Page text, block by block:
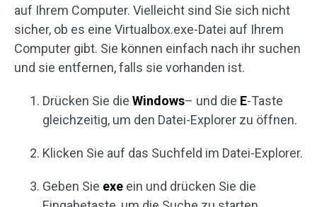
auf Ihrem Computer. Vielleicht sind Sie sich nicht
sicher, ob es eine Virtualbox.exe-Datei auf Ihrem
Computer gibt. Sie können einfach nach ihr suchen
und sie entfernen, falls sie vorhanden ist.
Drücken Sie die Windows– und die E-Taste
gleichzeitig, um den Datei-Explorer zu öffnen.
Klicken Sie auf das Suchfeld im Datei-Explorer.
Geben Sie exe ein und drücken Sie die